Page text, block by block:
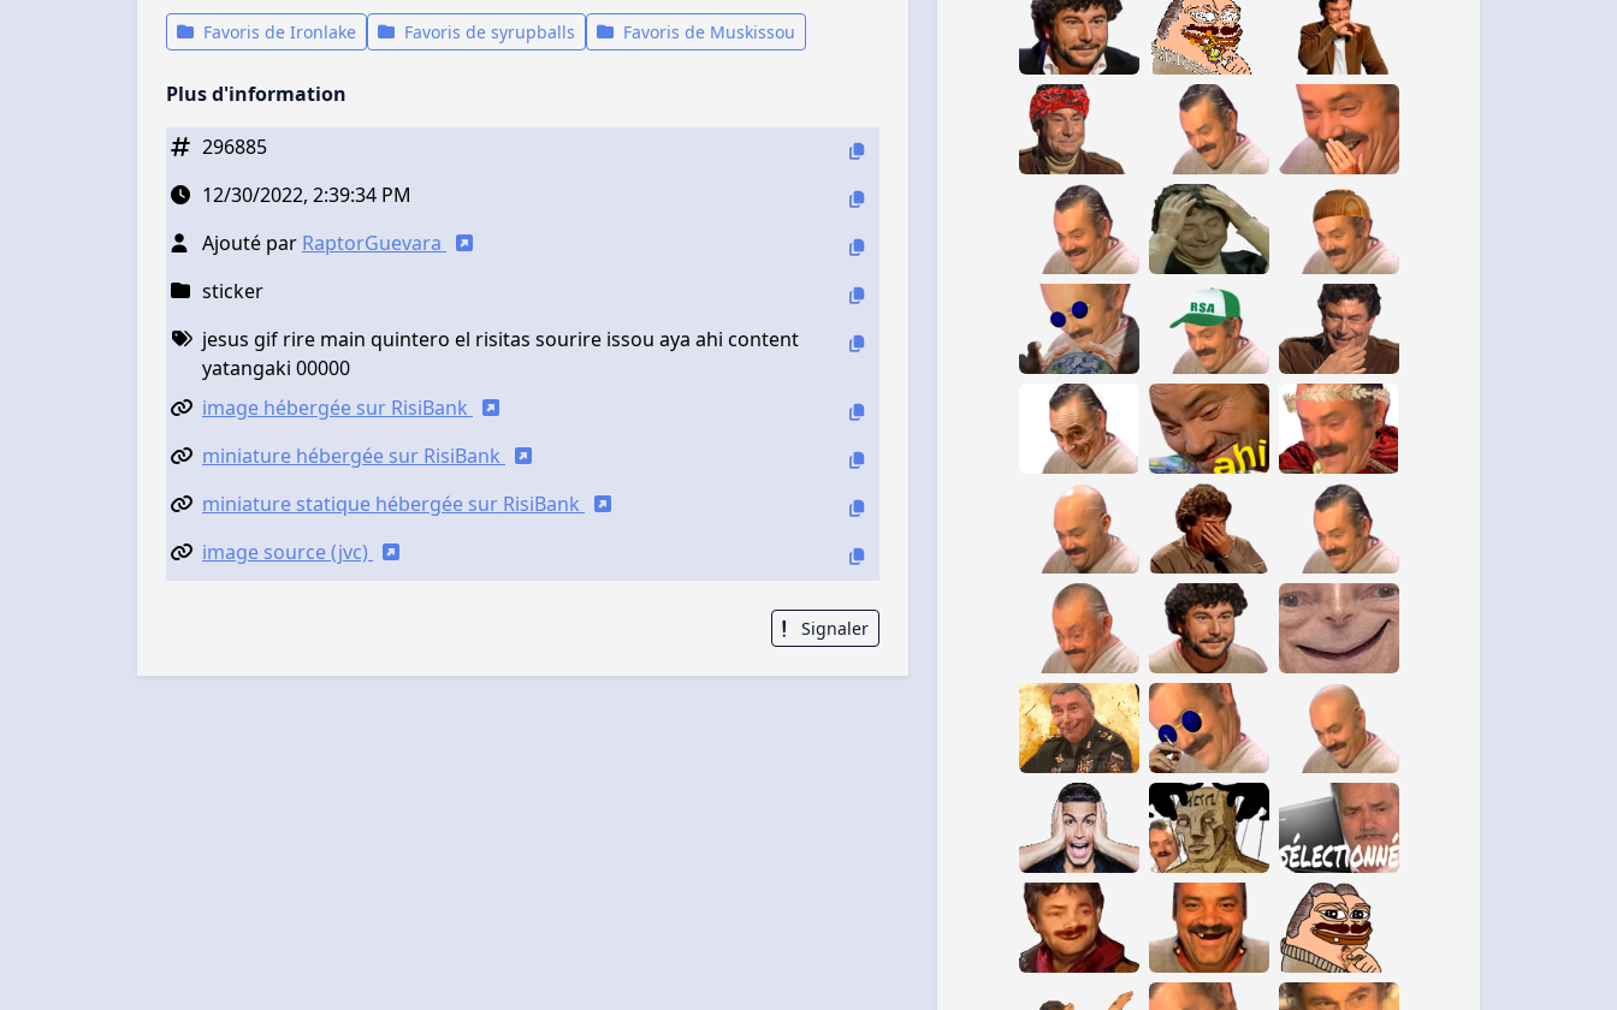
Favoris de Ironlake Favoris de syrupballs Favoris de Muskissou
Plus d'information
296885
12/30/2022, 2:39:34 PM
Ajouté par RaptorGuevara
sticker
jesus gif rire main quintero el risitas sourire issou aya ahi content
yatangaki 00000
image hébergée sur RisiBank
miniature hébergée sur RisiBank
miniature statique hébergée sur RisiBank
image source (jvc)
Signaler